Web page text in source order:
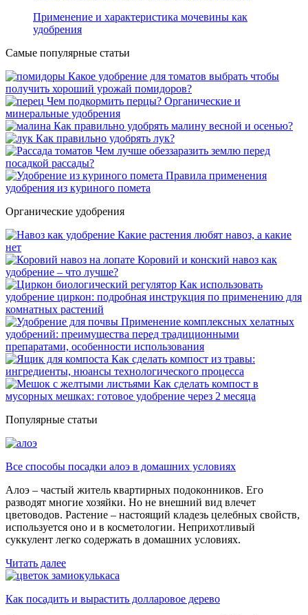
Применение и характеристика мочевины как
удобрения
Самые популярные статьи
Какое удобрение для томатов выбрать чтобы
получить хороший урожай помидоров?
Чем подкормить перцы? Органические и
минеральные удобрения
Как правильно удобрять малину весной и осенью?
Как правильно удобрять лук?
Чем лучше обеззаразить землю перед
посадкой рассады?
Правила применения
удобрения из куриного помета
Органические удобрения
Какие растения любят навоз, а какие
нет
Коровий и конский навоз как
удобрение – что лучше?
Как использовать
удобрение циркон: подробная инструкция по применению для
комнатных растений
Применение комплексных хелатных
удобрений: преимущества перед традиционными
препаратами, особенности использования
Как сделать компост из травы:
ингредиенты, нюансы технологического процесса
Как сделать компост в
мусорных мешках: готовое удобрение через 2 месяца
Популярные статьи
Все способы посадки алоэ в домашних условиях
Алоэ – частый житель квартирных подоконников. Его
разводят многие хозяйки. Но не внешний вид влечет
цветоводов. Растение – настоящий кладезь целебных свойств,
используется оно и в косметологии. Неприхотливый
суккулент легко содержать в домашних условиях.
Читать далее
Как посадить и вырастить долларовое дерево